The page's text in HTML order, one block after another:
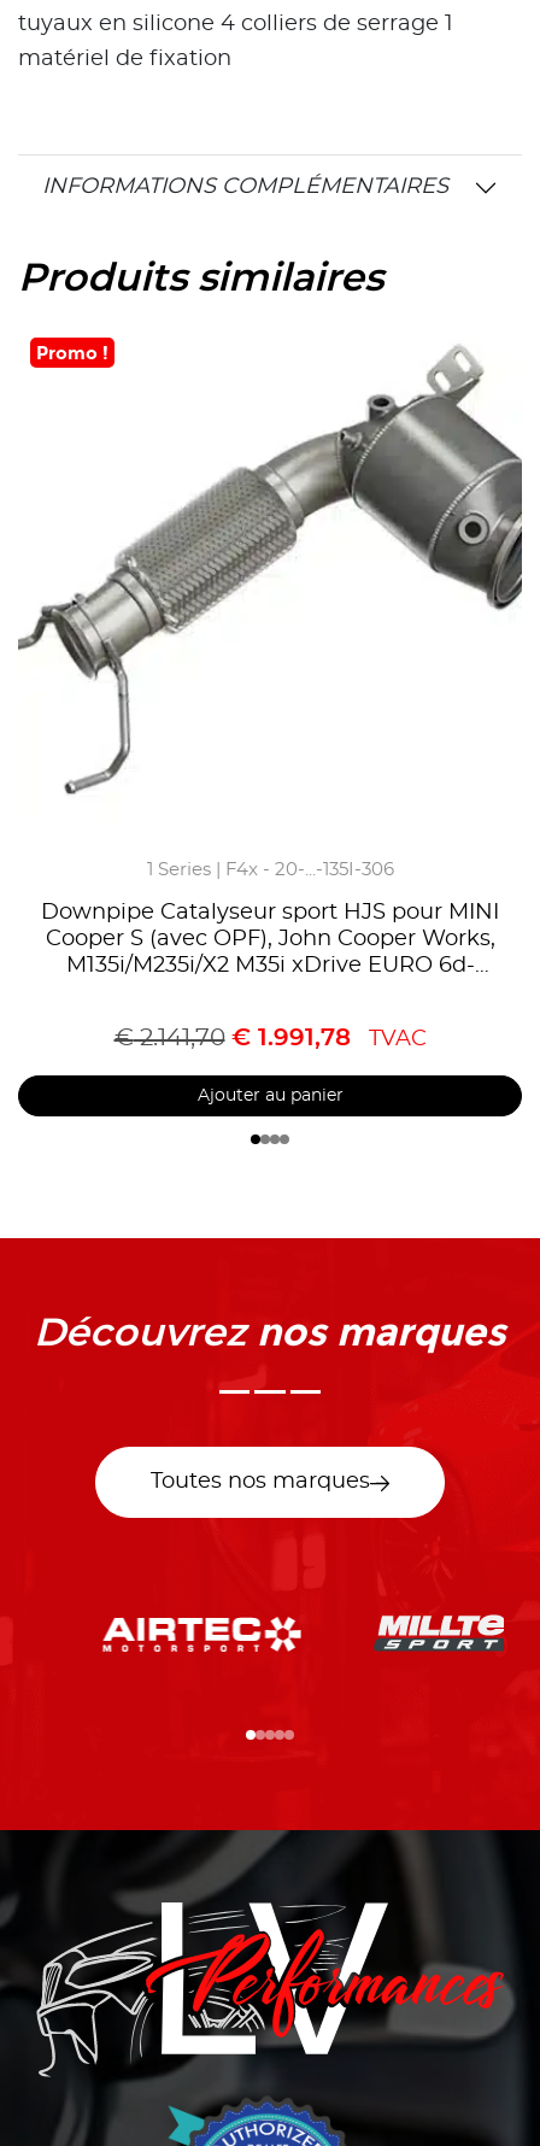
tuyaux en silicone 4 colliers de serrage 1
matériel de fixation
INFORMATIONS COMPLÉMENTAIRES
Produits similaires
Promo !
1 Series | F4x - 20-...-135I-306
Downpipe Catalyseur sport HJS pour MINI
Cooper S (avec OPF), John Cooper Works,
M135i/M235i/X2 M35i xDrive EURO 6d-
€2.141,70 €1.991,78 TVAC
Ajouter au panier
Découvrez nos marques
Toutes nos marques